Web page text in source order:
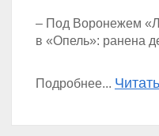
– Под Воронежем
в «Опель»: ранена
Подробнее...